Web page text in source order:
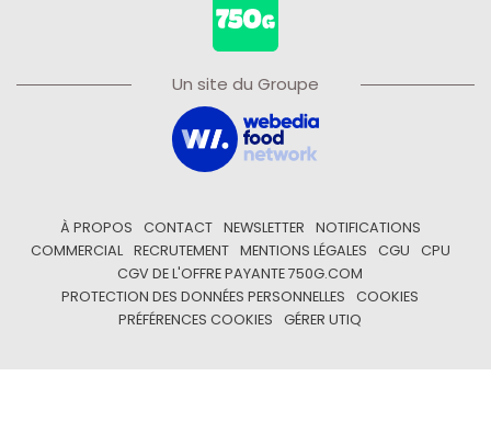
Un site du Groupe
À PROPOS CONTACT NEWSLETTER
NOTIFICATIONS
COMMERCIAL
RECRUTEMENT MENTIONS LÉGALES CGU
CPU
CGV DE L'OFFRE PAYANTE 750G.COM
PROTECTION DES DONNÉES PERSONNELLES
COOKIES
PRÉFÉRENCES COOKIES
GÉRER UTIQ